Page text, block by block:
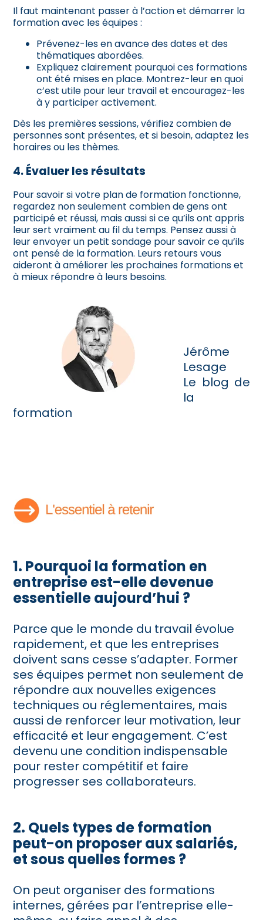
Il faut maintenant passer à l’action et démarrer la
formation avec les équipes :
Prévenez-les en avance des dates et des
thématiques abordées.
Expliquez clairement pourquoi ces formations
ont été mises en place. Montrez-leur en quoi
c’est utile pour leur travail et encouragez-les
à y participer activement.
Dès les premières sessions, vérifiez combien de
personnes sont présentes, et si besoin, adaptez les
horaires ou les thèmes.
4. Évaluer les résultats
Pour savoir si votre plan de formation fonctionne,
regardez non seulement combien de gens ont
participé et réussi, mais aussi si ce qu’ils ont appris
leur sert vraiment au fil du temps. Pensez aussi à
leur envoyer un petit sondage pour savoir ce qu’ils
ont pensé de la formation. Leurs retours vous
aideront à améliorer les prochaines formations et
à mieux répondre à leurs besoins.
Jérôme
Lesage
Le blog de
la
formation
1. Pourquoi la formation en
entreprise est-elle devenue
essentielle aujourd’hui ?
Parce que le monde du travail évolue
rapidement, et que les entreprises
doivent sans cesse s’adapter. Former
ses équipes permet non seulement de
répondre aux nouvelles exigences
techniques ou réglementaires, mais
aussi de renforcer leur motivation, leur
efficacité et leur engagement. C’est
devenu une condition indispensable
pour rester compétitif et faire
progresser ses collaborateurs.
2. Quels types de formation
peut-on proposer aux salariés,
et sous quelles formes ?
On peut organiser des formations
internes, gérées par l’entreprise elle-